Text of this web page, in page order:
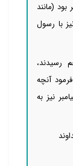
(مانند
با رسول
رسیدند،
آنچه
نیز به